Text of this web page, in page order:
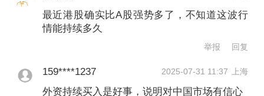
最近港股确实比A股强势多了，不知道这波行
情能持续多久
举报 回复
159****1237 2025-07-31 11:37 上海
外资持续买入是好事，说明对中国市场有信心